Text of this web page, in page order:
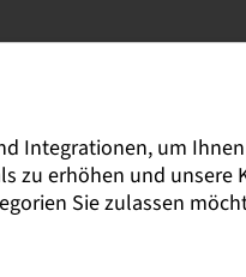
Integrationen, um
zu erhöhen und
Sie zulassen